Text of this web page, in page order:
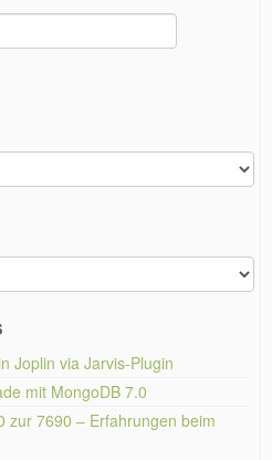
Joplin via Jarvis-Plugin
mit MongoDB 7.0
zur 7690 – Erfahrungen beim